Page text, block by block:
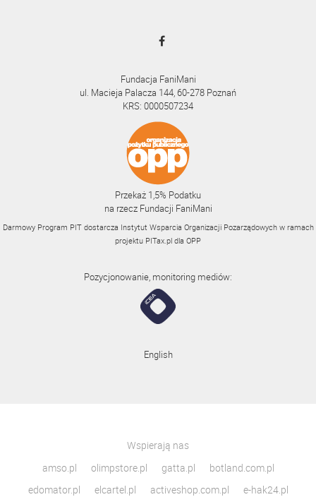
Fundacja FaniMani
ul. Macieja Palacza 144, 60-278 Poznań
KRS: 0000507234
Przekaż 1,5% Podatku
na rzecz Fundacji FaniMani
Darmowy Program PIT dostarcza Instytut Wsparcia Organizacji Pozarządowych w ramach
projektu PITax.pl dla OPP
Pozycjonowanie, monitoring mediów:
English
Wspierają nas
amso.pl
olimpstore.pl gatta.pl
botland.com.pl
edomator.pl
elcartel.pl activeshop.com.pl e-hak24.pl